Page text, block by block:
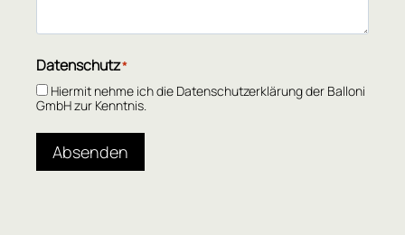
Datenschutz*
Hiermit nehme ich die Datenschutzerklärung der Balloni
GmbH zur Kenntnis.
Absenden